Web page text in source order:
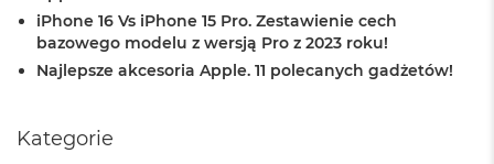
m
n
ś
d
y
iPhone 16 Vs iPhone 15 Pro. Zestawienie cech
bazowego modelu z wersją Pro z 2023 roku!
Najlepsze akcesoria Apple. 11 polecanych gadżetów!
Kategorie